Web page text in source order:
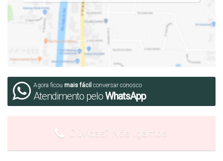
- Guarita de Segurança
- Playground
- Salão de Festas
Mais informações: Inbox, Whatsapp ou Email
Denis Alexandre Imóveis
CRECI 4813 J
denis@denisalexandreimoveis.com.br
Agora ficou mais fácil conversar conosco
Atendimento peloWhatsApp
Dúvidas? Nós ligamos!